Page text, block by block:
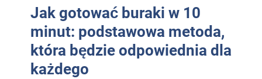
Jak gotować buraki w 10
minut: podstawowa metoda,
która będzie odpowiednia dla
każdego